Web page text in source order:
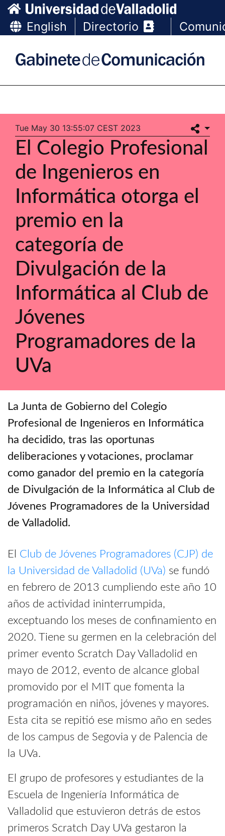
English Directorio
Tue May 30 13:55:07 CEST 2023
El Colegio Profesional
de Ingenieros en
Informática otorga el
premio en la
categoría de
Divulgación de la
Informática al Club de
Jóvenes
Programadores de la
UVa
La Junta de Gobierno del Colegio
Profesional de Ingenieros en Informática
ha decidido, tras las oportunas
deliberaciones y votaciones, proclamar
como ganador del premio en la categoría
de Divulgación de la Informática al Club de
Jóvenes Programadores de la Universidad
de Valladolid.
El Club de Jóvenes Programadores (CJP) de
la Universidad de Valladolid (UVa) se fundó
en febrero de 2013 cumpliendo este año 10
años de actividad ininterrumpida,
exceptuando los meses de confinamiento en
2020. Tiene su germen en la celebración del
primer evento Scratch Day Valladolid en
mayo de 2012, evento de alcance global
promovido por el MIT que fomenta la
programación en niños, jóvenes y mayores.
Esta cita se repitió ese mismo año en sedes
de los campus de Segovia y de Palencia de
la UVa.
El grupo de profesores y estudiantes de la
Escuela de Ingeniería Informática de
Valladolid que estuvieron detrás de estos
primeros Scratch Day UVa gestaron la